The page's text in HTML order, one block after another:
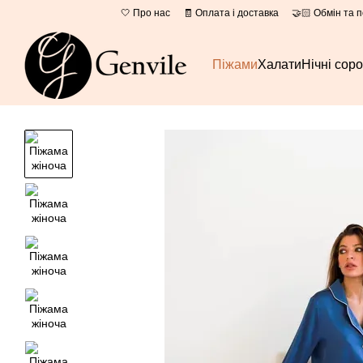
Перейти до основного контенту
🤍 Про нас 🧾 Оплата і доставка 🤝🏻 Обмін та
ПіжамиХалатиНічні